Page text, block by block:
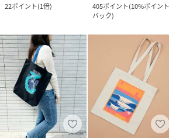
22ポイント(1倍)
405ポイント(10%ポイント
バック)